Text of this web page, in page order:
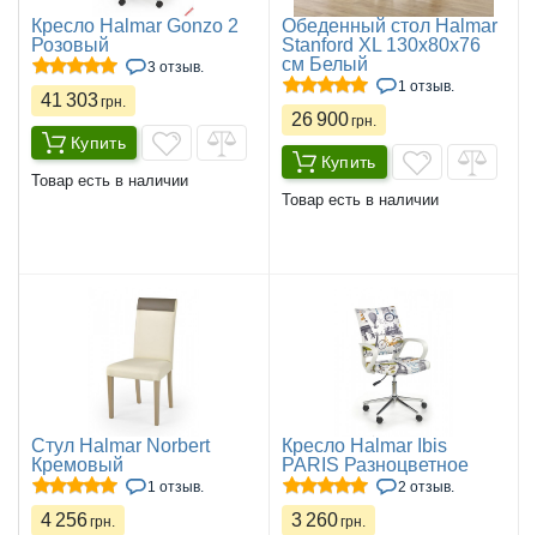
Кресло Halmar Gonzo 2
Розовый
3 отзыв.
41 303грн.
Купить
Товар есть в наличии
Обеденный стол Halmar
Stanford XL 130x80x76
см Белый
1 отзыв.
26 900грн.
Купить
Товар есть в наличии
Стул Halmar Norbert
Кремовый
1 отзыв.
4 256грн.
Кресло Halmar Ibis
PARIS Разноцветное
2 отзыв.
3 260грн.